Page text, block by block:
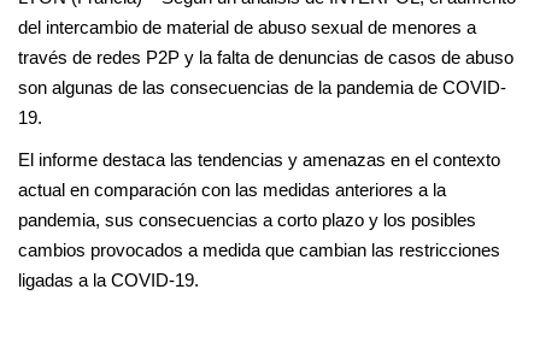
del intercambio de material de abuso sexual de menores a
través de redes P2P y la falta de denuncias de casos de abuso
son algunas de las consecuencias de la pandemia de COVID-
19.
El informe destaca las tendencias y amenazas en el contexto
actual en comparación con las medidas anteriores a la
pandemia, sus consecuencias a corto plazo y los posibles
cambios provocados a medida que cambian las restricciones
ligadas a la COVID-19.